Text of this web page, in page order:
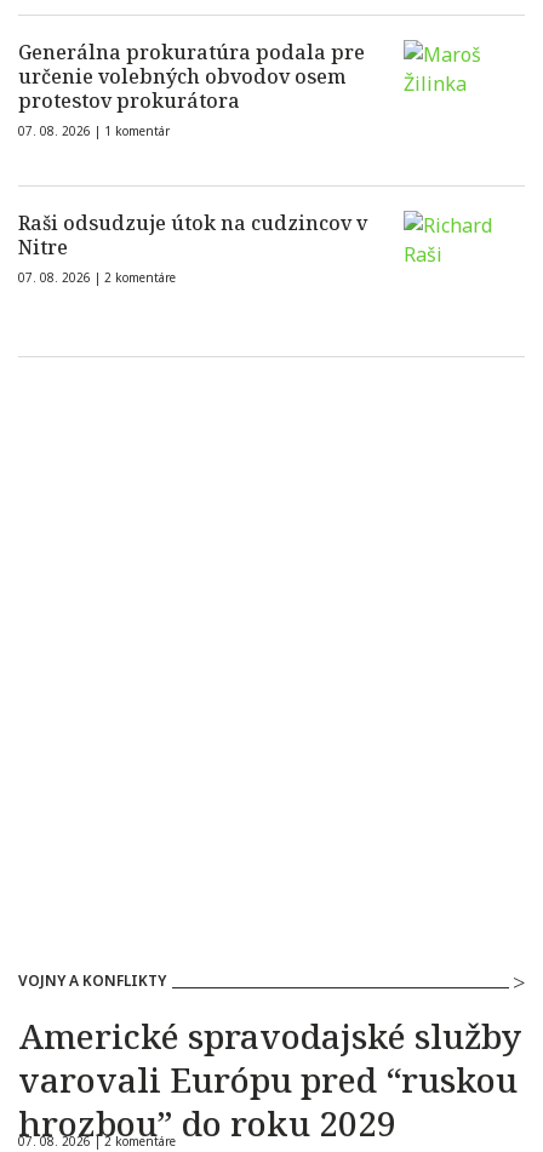
Generálna prokuratúra podala pre
určenie volebných obvodov osem
protestov prokurátora
07. 08. 2026 | 1 komentár
Raši odsudzuje útok na cudzincov v
Nitre
07. 08. 2026 | 2 komentáre
VOJNY A KONFLIKTY
Americké spravodajské služby
varovali Európu pred “ruskou
hrozbou” do roku 2029
07. 08. 2026 |2 komentáre